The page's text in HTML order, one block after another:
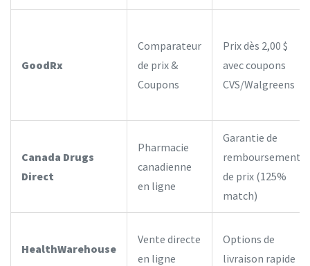
GoodRx
Comparateur
de prix &
Coupons
Prix dès 2,00 $
avec coupons
CVS/Walgreens
Canada Drugs
Direct
Pharmacie
canadienne
en ligne
Garantie de
remboursement
de prix (125%
match)
HealthWarehouse
Vente directe
en ligne
Options de
livraison rapide